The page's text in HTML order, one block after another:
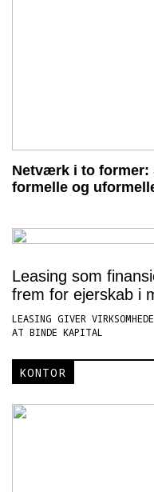
Netværk i to former:
formelle og
Leasing som
frem for ejerskab i
LEASING GIVER
AT BINDE KAPITAL
KONTOR